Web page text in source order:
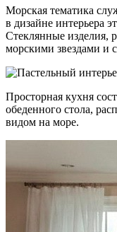
Морская тематика
в дизайне интерьера
Стеклянные изделия,
морскими звездами и
Просторная кухня
обеденного стола,
видом на море.